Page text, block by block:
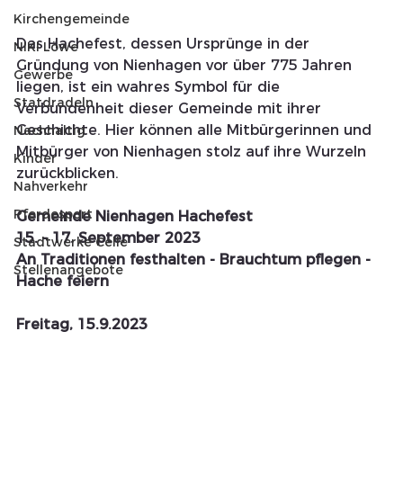
Kirchengemeinde
NIKI Löwe
Gewerbe
Statdradeln
Nachhaltig
Kinder
Nahverkehr
Pferdesport
Stadtwerke Celle
Stellenangebote
Das Hachefest, dessen Ursprünge in der
Gründung von Nienhagen vor über 775 Jahren
liegen, ist ein wahres Symbol für die
Verbundenheit dieser Gemeinde mit ihrer
Geschichte. Hier können alle Mitbürgerinnen und
Mitbürger von Nienhagen stolz auf ihre Wurzeln
zurückblicken.
Gemeinde Nienhagen Hachefest
15. - 17. September 2023
An Traditionen festhalten - Brauchtum pflegen -
Hache feiern
Freitag, 15.9.2023